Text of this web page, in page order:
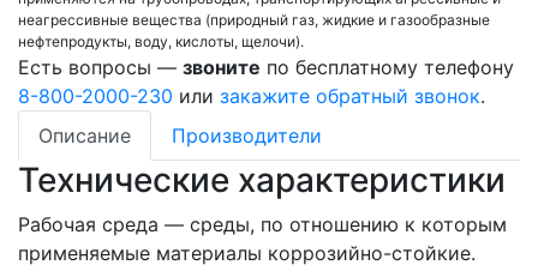
неагрессивные вещества (природный газ, жидкие и газообразные
нефтепродукты, воду, кислоты, щелочи).
Есть вопросы — звоните по бесплатному телефону
8-800-2000-230 или закажите обратный звонок.
Описание
Производители
Технические характеристики
Рабочая среда — среды, по отношению к которым
применяемые материалы коррозийно-стойкие.